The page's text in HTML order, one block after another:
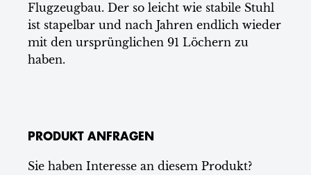
Flugzeugbau. Der so leicht wie stabile Stuhl
ist stapelbar und nach Jahren endlich wieder
mit den ursprünglichen 91 Löchern zu
haben.
PRODUKT ANFRAGEN
Sie haben Interesse an diesem Produkt?